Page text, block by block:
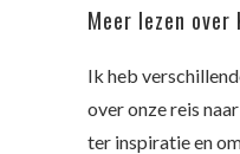
Meer lezen over
Ik heb
over onze reis
ter inspiratie en